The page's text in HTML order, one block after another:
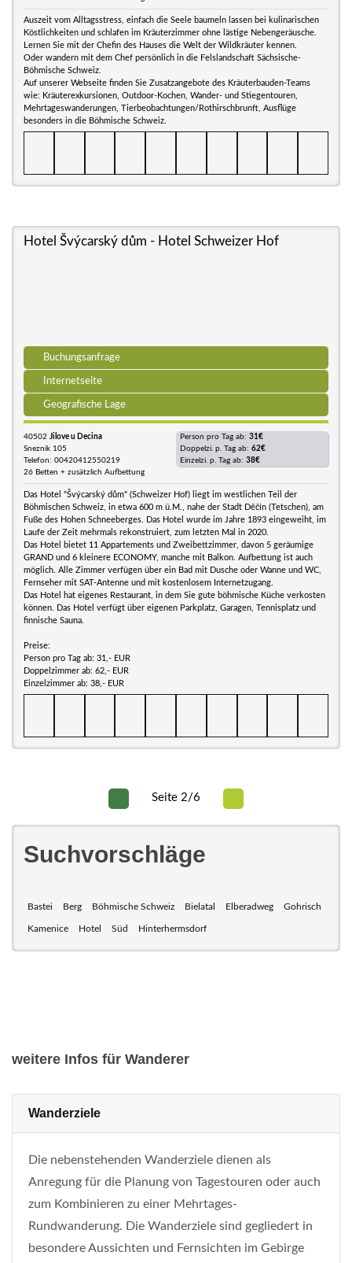
Auszeit vom Alltagsstress, einfach die Seele baumeln lassen bei kulinarischen
Köstlichkeiten und schlafen im Kräuterzimmer ohne lästige Nebengeräusche.
Lernen Sie mit der Chefin des Hauses die Welt der Wildkräuter kennen.
Oder wandern mit dem Chef persönlich in die Felslandschaft Sächsische-
Böhmische Schweiz.
Auf unserer Webseite finden Sie Zusatzangebote des Kräuterbauden-Teams
wie: Kräuterexkursionen, Outdoor-Kochen, Wander- und Stiegentouren,
Mehrtageswanderungen, Tierbeobachtungen/Rothirschbrunft, Ausflüge
besonders in die Böhmische Schweiz.
Hotel Švýcarský dům - Hotel Schweizer Hof
Buchungsanfrage
Internetseite
Geografische Lage
40502 Jilove u Decina
Sneznik 105
Telefon: 00420412550219
26 Betten + zusätzlich Aufbettung
Person pro Tag ab: 31€
Doppelzi. p. Tag ab: 62€
Einzelzi. p. Tag ab: 38€
Das Hotel "Švýcarský dům" (Schweizer Hof) liegt im westlichen Teil der
Böhmischen Schweiz, in etwa 600 m ü.M., nahe der Stadt Děčín (Tetschen), am
Fuße des Hohen Schneeberges. Das Hotel wurde im Jahre 1893 eingeweiht, im
Laufe der Zeit mehrmals rekonstruiert, zum letzten Mal in 2020.
Das Hotel bietet 11 Appartements und Zweibettzimmer, davon 5 geräumige
GRAND und 6 kleinere ECONOMY, manche mit Balkon. Aufbettung ist auch
möglich. Alle Zimmer verfügen über ein Bad mit Dusche oder Wanne und WC,
Fernseher mit SAT-Antenne und mit kostenlosem Internetzugang.
Das Hotel hat eigenes Restaurant, in dem Sie gute böhmische Küche verkosten
können. Das Hotel verfügt über eigenen Parkplatz, Garagen, Tennisplatz und
finnische Sauna.
Preise:
Person pro Tag ab: 31,- EUR
Doppelzimmer ab: 62,- EUR
Einzelzimmer ab: 38,- EUR
Seite 2/6
Suchvorschläge
Bastei Berg Böhmische Schweiz Bielatal Elberadweg Gohrisch
Kamenice Hotel Süd Hinterhermsdorf
weitere Infos für Wanderer
Wanderziele
Die nebenstehenden Wanderziele dienen als
Anregung für die Planung von Tagestouren oder auch
zum Kombinieren zu einer Mehrtages-
Rundwanderung. Die Wanderziele sind gegliedert in
besondere Aussichten und Fernsichten im Gebirge